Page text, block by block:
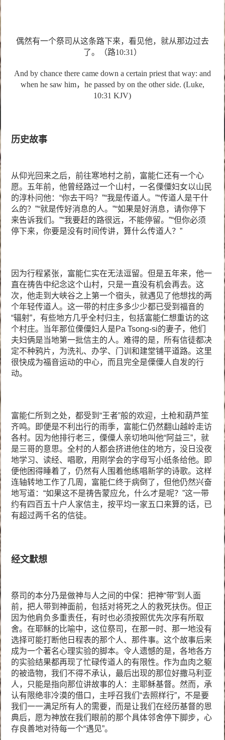
偶然有一个祭司从这条路下来，看见他，就从那边过去
了。（路10:31）
And by chance there came down a certain priest that way: and
when he saw him，he passed by on the other side. (Luke,
10:31 KJV)
历史故事
从仰光回来之后，前往寒地村之前，富能仁还有一个心
愿。五年前，他曾经路过一个山村，一名傈僳妇女以山民
的淳朴问他：“你去干吗？”“我是传道人。”“传道人是干什
么的？”“就是传好消息的人。”“如果是好消息，请你停下
来告诉我们。”“我要赶的路很远，不能停留。”“但你必须
停下来，你要是没有时间传讲，算什么传道人？”
因为行程紧张，富能仁实在无法逗留。但是五年来，他一
直在祷告中纪念这个山村，只是一直没有机会再去。这
次，他走到大峡谷之上第一个宿头，就遇见了他想找的两
个年轻传道人。这一带的村庄多多少少都已受到福音的
“辐射”，有些地方几乎全村归主，包括富能仁想重访的这
个村庄。当年那位傈僳妇人是Pa Tsong-si的妻子，他们
夫妇俩是当地第一批信主的人。难得的是，所有信徒都决
定不种鸦片，为洗礼、办学、门训和建堂铺平道路。这里
很快成为福音运动的中心，而且完全是傈僳人自发的行
动。
富能仁所到之处，都受到“王者”般的欢迎，土枪和葫芦笙
齐鸣。即便是不利出行的雨季，富能仁仍然翻山越岭走访
各村。因为他排行老三，傈僳人亲切地叫他“阿益三”，就
是三哥的意思。全村的人都会挤进他住的地方，没日没夜
地学习、读经、唱歌，用刚学会的字母写小纸条给他。即
便他困得睡着了，仍然有人围着他练唱新学的诗歌。这样
连轴转地工作了几周，富能仁终于病倒了，但他仍然兴奋
地写道：“如果这不是祷告蒙应允，什么才是呢？”这一带
约有四百五十户人家信主，按平均一家五口来算的话，已
有超过两千名的信徒。
经文默想
祭司的本分乃是做神与人之间的中保：把神“带”到人面
前，把人带到神面前，包括对将死之人的救死扶伤。但正
因为他肩负多重责任，有时也必须按照优先次序有所取
舍。在耶稣的比喻中，这位祭司，在那一时、那一地没有
选择可能打断他日程表的那个人、那件事。这个故事后来
成为一个著名心理实验的脚本。令人遗憾的是，各地各方
的实验结果都再现了忙碌传道人的有限性。作为血肉之躯
的被造物，我们不得不承认，最后出现的那位好撒马利亚
人，只能是指向那位讲故事的人：主耶稣基督。然而，承
认有限绝非冷漠的借口，主呼召我们“去照样行”，不是要
我们一一满足所有人的需要，而是让我们在经历基督的恩
典后，愿为神放在我们眼前的那个具体邻舍停下脚步，心
存良善地对待每一个“遇见”。